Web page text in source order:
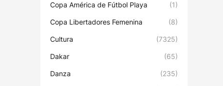
Copa América de Fútbol Playa (1)
Copa Libertadores Femenina (8)
Cultura (7325)
Dakar (65)
Danza (235)